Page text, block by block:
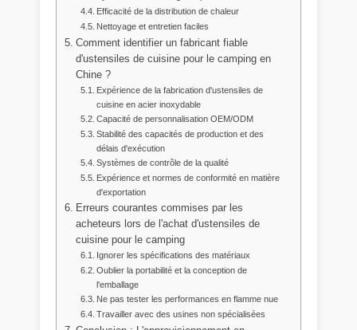
Efficacité de la distribution de chaleur
Nettoyage et entretien faciles
Comment identifier un fabricant fiable
d'ustensiles de cuisine pour le camping en
Chine ?
Expérience de la fabrication d'ustensiles de
cuisine en acier inoxydable
Capacité de personnalisation OEM/ODM
Stabilité des capacités de production et des
délais d'exécution
Systèmes de contrôle de la qualité
Expérience et normes de conformité en matière
d'exportation
Erreurs courantes commises par les
acheteurs lors de l'achat d'ustensiles de
cuisine pour le camping
Ignorer les spécifications des matériaux
Oublier la portabilité et la conception de
l'emballage
Ne pas tester les performances en flamme nue
Travailler avec des usines non spécialisées